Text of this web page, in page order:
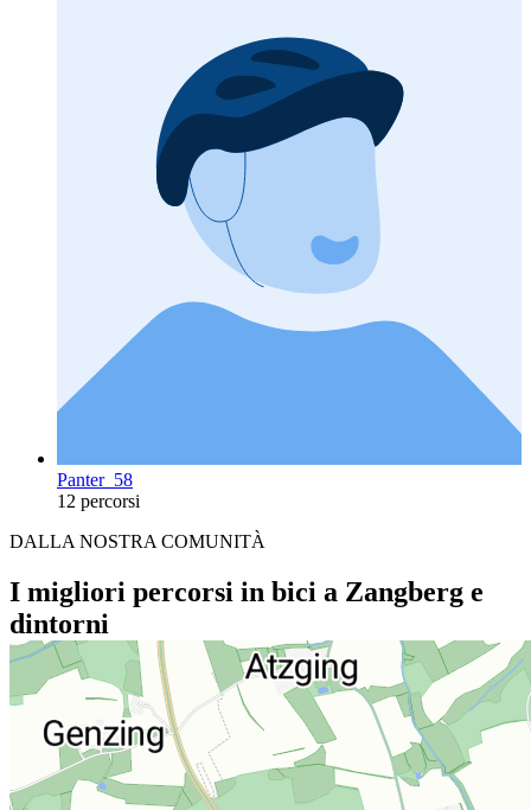
Panter_58
12 percorsi
DALLA NOSTRA COMUNITÀ
I migliori percorsi in bici a Zangberg e
dintorni